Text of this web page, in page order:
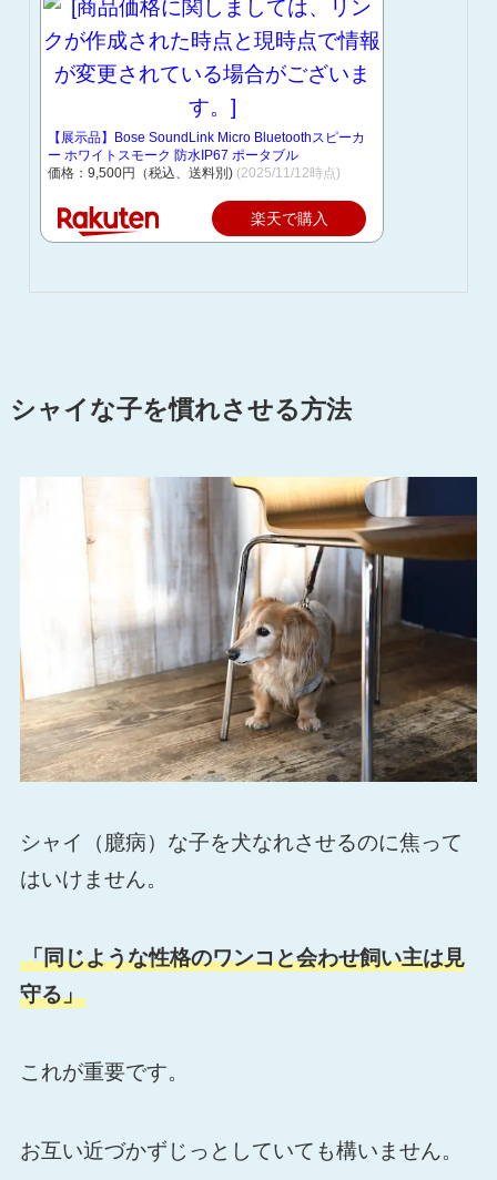
【展示品】Bose SoundLink Micro Bluetoothスピーカ
ー ホワイトスモーク 防水IP67 ポータブル
価格：9,500円（税込、送料別) (2025/11/12時点)
楽天で購入
シャイな子を慣れさせる方法
シャイ（臆病）な子を犬なれさせるのに焦って
はいけません。
「同じような性格のワンコと会わせ飼い主は見
守る」
これが重要です。
お互い近づかずじっとしていても構いません。